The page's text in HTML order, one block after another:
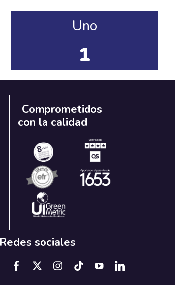
Uno
1
Comprometidos
con la calidad
Redes sociales